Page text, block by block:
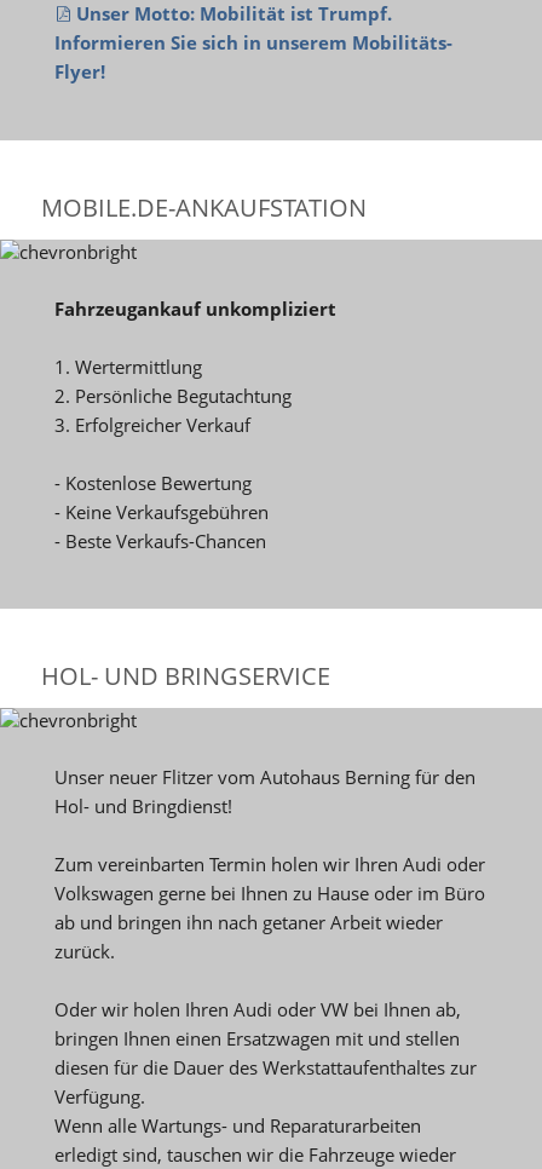
Unser Motto: Mobilität ist Trumpf.
Informieren Sie sich in unserem Mobilitäts-
Flyer!
MOBILE.DE-ANKAUFSTATION
Fahrzeugankauf unkompliziert
1. Wertermittlung
2. Persönliche Begutachtung
3. Erfolgreicher Verkauf
- Kostenlose Bewertung
- Keine Verkaufsgebühren
- Beste Verkaufs-Chancen
HOL- UND BRINGSERVICE
Unser neuer Flitzer vom Autohaus Berning für den
Hol- und Bringdienst!
Zum vereinbarten Termin holen wir Ihren Audi oder
Volkswagen gerne bei Ihnen zu Hause oder im Büro
ab und bringen ihn nach getaner Arbeit wieder
zurück.
Oder wir holen Ihren Audi oder VW bei Ihnen ab,
bringen Ihnen einen Ersatzwagen mit und stellen
diesen für die Dauer des Werkstattaufenthaltes zur
Verfügung.
Wenn alle Wartungs- und Reparaturarbeiten
erledigt sind, tauschen wir die Fahrzeuge wieder